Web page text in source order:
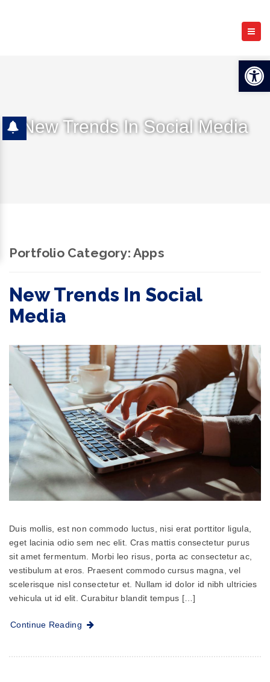
New Trends In Social Media
Portfolio Category: Apps
New Trends In Social
Media
Duis mollis, est non commodo luctus, nisi erat porttitor ligula,
eget lacinia odio sem nec elit. Cras mattis consectetur purus
sit amet fermentum. Morbi leo risus, porta ac consectetur ac,
vestibulum at eros. Praesent commodo cursus magna, vel
scelerisque nisl consectetur et. Nullam id dolor id nibh ultricies
vehicula ut id elit. Curabitur blandit tempus […]
Continue Reading